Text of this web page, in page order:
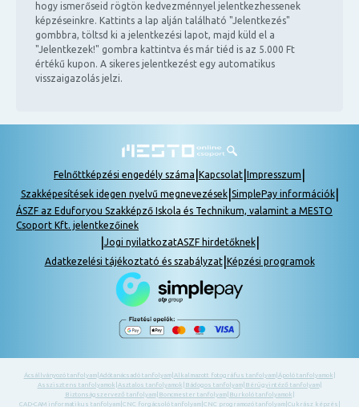
hogy ismerőseid rögtön kedvezménnyel jelentkezhessenek
képzéseinkre. Kattints a lap alján található "Jelentkezés"
gombbra, töltsd ki a jelentkezési lapot, majd küld el a
"Jelentkezek!" gombra kattintva és már tiéd is az 5.000 Ft
értékű kupon. A sikeres jelentkezést egy automatikus
visszaigazolás jelzi.
Felnőttképzési engedély száma Kapcsolat Impresszum
Szakképesítések idegen nyelvű megnevezések| SimplePay információk|
ÁSZF az Eduforyou Szakképző Iskola és Technikum, valamint a MESTO
Csoport Kft. jelentkezőinek
Jogi nyilatkozatASZF hirdetőknek|
Adatkezelési tájékoztató és szabályzat| Képzési programok
Ácsállványozó tanfolyam| Adótanácsadó tanfolyam| Alkalmazott fotográfus tanfolyam| Ápoló tanfolyamok
Asszisztens tanfolyamok Asztalos tanfolyamok Bádogos tanfolyam| Bérügyintéző tanfolyam|
Biztonságszervező tanfolyam| Boncmester tanfolyam| Burkoló tanfolyamok
CAD-CAM informatikus tanfolyam| CNC forgácsoló tanfolyam| CNC programozó tanfolyam| Cukrász képzés